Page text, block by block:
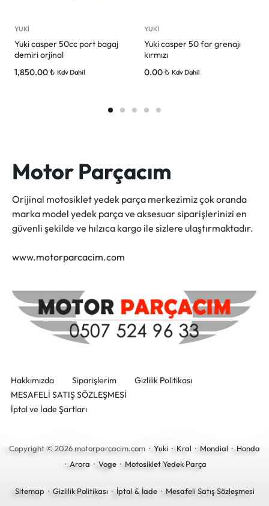
YUKİ
Yuki casper 50cc port bagaj
demiri orjinal
1,850.00₺ Kdv Dahil
YUKİ
Yuki casper 50 far grenajı
kırmızı
0.00₺ Kdv Dahil
Motor Parçacım
Orijinal motosiklet yedek parça merkezimiz çok oranda
marka model yedek parça ve aksesuar siparişlerinizi en
güvenli şekilde ve hılzıca kargo ile sizlere ulaştırmaktadır.
www.motorparcacim.com
Hakkımızda Siparişlerim
Gizlilik Politikası
MESAFELİ SATIŞ SÖZLEŞMESİ
İptal ve İade Şartları
Copyright © 2026 motorparcacim.com · Yuki · Kral · Mondial · Honda
· Arora · Voge· Motosiklet Yedek Parça
Sitemap · Gizlilik Politikası · İptal & İade· Mesafeli Satış Sözleşmesi